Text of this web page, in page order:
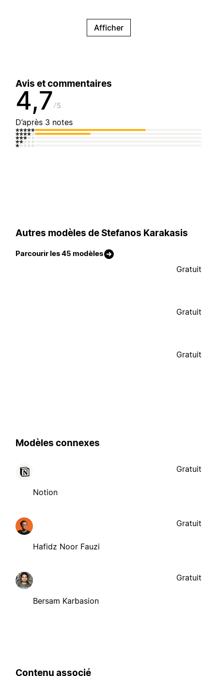
Afficher
Avis et commentaires
4,7 5
D’après 3 notes
Autres modèles de Stefanos Karakasis
Parcourir les 45 modèles
Gratuit
Gratuit
Gratuit
Modèles connexes
Notion
Gratuit
Hafidz Noor Fauzi
Gratuit
Bersam Karbasion
Gratuit
Contenu associé